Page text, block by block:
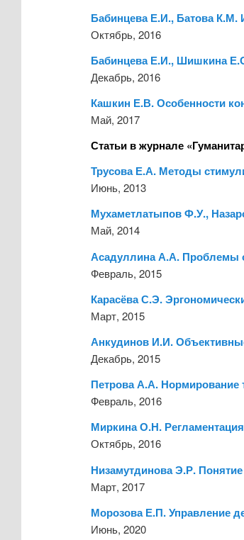
Бабинцева Е.И., Батова К.М.
Октябрь, 2016
Бабинцева Е.И., Шишкина
Декабрь, 2016
Кашкин Е.В. Особенности
Май, 2017
Статьи в журнале
Трусова Е.А. Методы
Июнь, 2013
Мухаметлатыпов Ф.У.,
Май, 2014
Асадуллина А.А. Проблемы
Февраль, 2015
Карасёва С.Э.
Март, 2015
Анкудинов И.И.
Декабрь, 2015
Петрова А.А. Нормирование
Февраль, 2016
Миркина О.Н.
Октябрь, 2016
Низамутдинова Э.Р.
Март, 2017
Морозова Е.П. Управление
Июнь, 2020